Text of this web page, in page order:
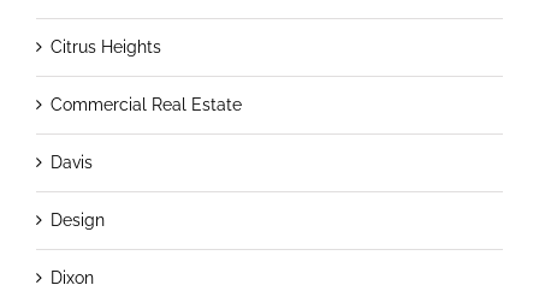
Citrus Heights
Commercial Real Estate
Davis
Design
Dixon